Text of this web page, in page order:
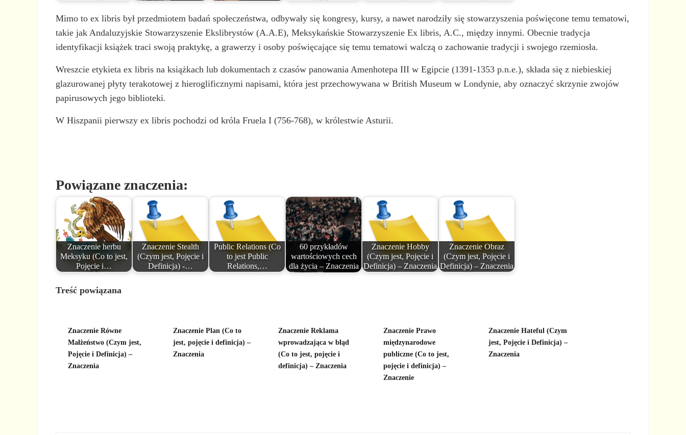
Mimo to ex libris był przedmiotem badań społeczeństwa, odbywały się kongresy, kursy, a nawet narodziły się stowarzyszenia poświęcone temu tematowi,
takie jak Andaluzyjskie Stowarzyszenie Ekslibrystów (A.A.E), Meksykańskie Stowarzyszenie Ex libris, A.C., między innymi. Obecnie tradycja
identyfikacji książek traci swoją praktykę, a grawerzy i osoby poświęcające się temu tematowi walczą o zachowanie tradycji i swojego rzemiosła.
Wreszcie etykieta ex libris na książkach lub dokumentach z czasów panowania Amenhotepa III w Egipcie (1391-1353 p.n.e.), składa się z niebieskiej
glazurowanej płyty terakotowej z hieroglificznymi napisami, która jest przechowywana w British Museum w Londynie, aby oznaczyć skrzynie zwojów
papirusowych jego biblioteki.
W Hiszpanii pierwszy ex libris pochodzi od króla Fruela I (756-768), w królestwie Asturii.
Powiązane znaczenia:
Znaczenie herbu
Meksyku (Co to jest,
Pojęcie i…
Znaczenie Stealth
(Czym jest, Pojęcie i
Definicja) -…
Public Relations (Co
to jest Public
Relations,…
60 przykładów
wartościowych cech
dla życia – Znaczenia
Znaczenie Hobby
(Czym jest, Pojęcie i
Definicja) – Znaczenia
Znaczenie Obraz
(Czym jest, Pojęcie i
Definicja) – Znaczenia
Treść powiązana
Znaczenie Równe
Małżeństwo (Czym jest,
Pojęcie i Definicja) –
Znaczenia
Znaczenie Plan (Co to
jest, pojęcie i definicja) –
Znaczenia
Znaczenie Reklama
wprowadzająca w błąd
(Co to jest, pojęcie i
definicja) – Znaczenia
Znaczenie Prawo
międzynarodowe
publiczne (Co to jest,
pojęcie i definicja) –
Znaczenie
Znaczenie Hateful (Czym
jest, Pojęcie i Definicja) –
Znaczenia